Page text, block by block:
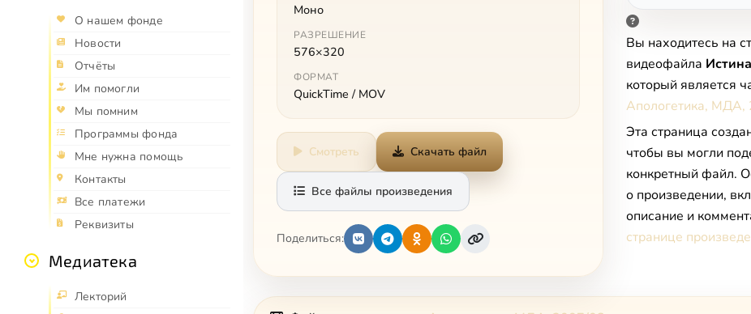
О нашем фонде
Новости
Отчёты
Им помогли
Мы помним
Программы фонда
Мне нужна помощь
Контакты
Все платежи
Реквизиты
Медиатека
Лекторий
Моно
РАЗРЕШЕНИЕ
576×320
ФОРМАТ
QuickTime / MOV
Смотреть Скачать файл
Все файлы произведения
Поделиться:
Вы находитесь на
видеофайла
который является
Апологетика, МДА,
Эта страница
чтобы вы могли
конкретный файл.
о произведении,
описание и
странице